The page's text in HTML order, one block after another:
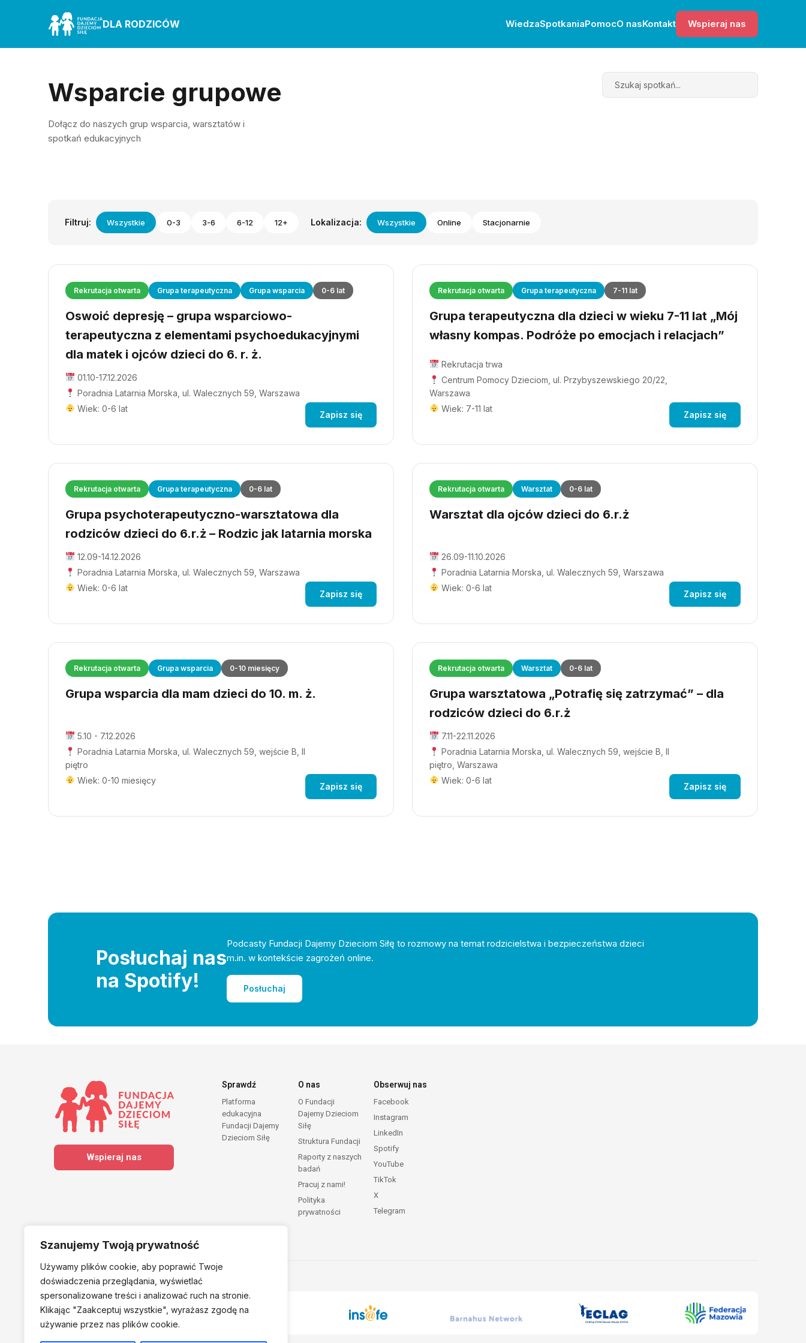
Szanujemy Twoją prywatność
Używamy plików cookie, aby poprawić Twoje
doświadczenia przeglądania, wyświetlać
spersonalizowane treści i analizować ruch na stronie.
Klikając "Zaakceptuj wszystkie", wyrażasz zgodę na
używanie przez nas plików cookie.
DLA RODZICÓW WiedzaSpotkaniaPomocO nasKontakt Wspieraj nas
Wsparcie grupowe
Dołącz do naszych grup wsparcia, warsztatów i
spotkań edukacyjnych
Search
Filtruj: Wszystkie 0-3 3-6 6-12 12+ Lokalizacja: Wszystkie Online Stacjonarnie
Rekrutacja otwarta Grupa terapeutyczna Grupa wsparcia 0-6 lat
Oswoić depresję – grupa wsparciowo-
terapeutyczna z elementami psychoedukacyjnymi
dla matek i ojców dzieci do 6. r. ż.
01.10-17.12.2026
Poradnia Latarnia Morska, ul. Walecznych 59, Warszawa
Wiek: 0-6 lat
Zapisz się
Rekrutacja otwarta Grupa terapeutyczna 7-11 lat
Grupa terapeutyczna dla dzieci w wieku 7-11 lat „Mój
własny kompas. Podróże po emocjach i relacjach”
Rekrutacja trwa
Centrum Pomocy Dzieciom, ul. Przybyszewskiego 20/22,
Warszawa
Wiek: 7-11 lat
Zapisz się
Rekrutacja otwarta Grupa terapeutyczna 0-6 lat
Grupa psychoterapeutyczno-warsztatowa dla
rodziców dzieci do 6.r.ż – Rodzic jak latarnia morska
12.09-14.12.2026
Poradnia Latarnia Morska, ul. Walecznych 59, Warszawa
Wiek: 0-6 lat
Zapisz się
Rekrutacja otwarta Warsztat 0-6 lat
Warsztat dla ojców dzieci do 6.r.ż
26.09-11.10.2026
Poradnia Latarnia Morska, ul. Walecznych 59, Warszawa
Wiek: 0-6 lat
Zapisz się
Rekrutacja otwarta Grupa wsparcia 0-10 miesięcy
Grupa wsparcia dla mam dzieci do 10. m. ż.
5.10 - 7.12.2026
Poradnia Latarnia Morska, ul. Walecznych 59, wejście B, II
piętro
Wiek: 0-10 miesięcy
Zapisz się
Rekrutacja otwarta Warsztat 0-6 lat
Grupa warsztatowa „Potrafię się zatrzymać” – dla
rodziców dzieci do 6.r.ż
7.11-22.11.2026
Poradnia Latarnia Morska, ul. Walecznych 59, wejście B, II
piętro, Warszawa
Wiek: 0-6 lat
Zapisz się
Posłuchaj nas
na Spotify!
Podcasty Fundacji Dajemy Dzieciom Siłę to rozmowy na temat rodzicielstwa i bezpieczeństwa dzieci
m.in. w kontekście zagrożeń online.
Posłuchaj
Wspieraj nas
Sprawdź
Platforma
edukacyjna
Fundacji Dajemy
Dzieciom Siłę
O nas
O Fundacji
Dajemy Dzieciom
Siłę
Struktura Fundacji
Raporty z naszych
badań
Pracuj z nami!
Polityka
prywatności
Obserwuj nas
Facebook
Instagram
LinkedIn
Spotify
YouTube
TikTok
X
Telegram
Należymy do